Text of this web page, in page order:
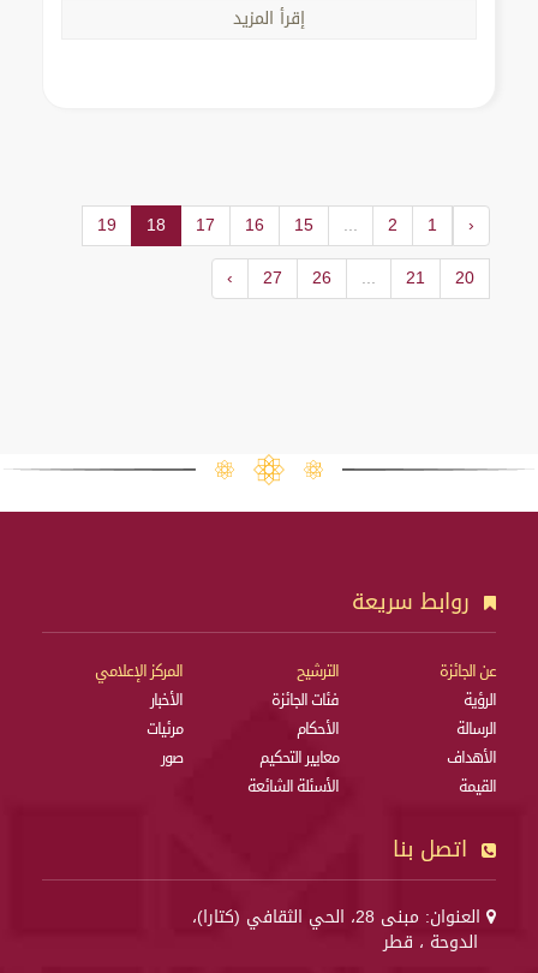
إقرأ المزيد
‹
1
2
...
15
16
17
18
19
20
21
...
26
27
›
روابط سريعة
عن الجائزة
الرؤية
الرسالة
الأهداف
القيمة
الترشيح
فئات الجائزة
الأحكام
معايير التحكيم
الأسئلة الشائعة
المركز الإعلامي
الأخبار
مرئيات
صور
اتصل بنا
العنوان: مبنى 28، الحي الثقافي (كتارا)،
الدوحة ، قطر